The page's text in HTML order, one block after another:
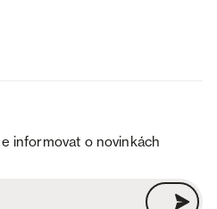
informovat o novinkách